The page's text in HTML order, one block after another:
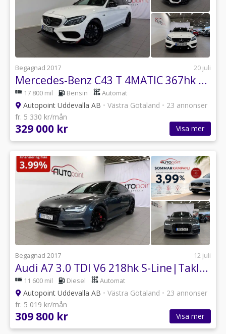
Begagnad 2017 20 juli
Mercedes-Benz C43 T 4MATIC 367hk AMG Line Pano Burmester Värmare
17 800 mil Bensin Automat
Autopoint Uddevalla AB • Västra Götaland • 23 annonser
fr. 5 330 kr/mån
329 000 kr Visa mer
Begagnad 2017 12 juli
Audi A7 3.0 TDI V6 218hk S-Line|Taklucka|Matrix|Keyless
11 600 mil Diesel Automat
Autopoint Uddevalla AB • Västra Götaland • 23 annonser
fr. 5 019 kr/mån
309 800 kr Visa mer